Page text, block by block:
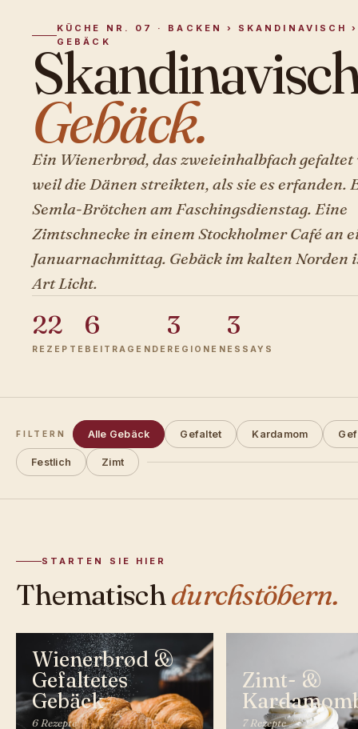
KÜCHE NR. 07 · BACKEN › SKANDINAVISCH ›
GEBÄCK
Gebäck.
Ein Wienerbrød, das zweieinhalbfach gefaltet
weil die Dänen streikten, als sie es erfanden.
Semla-Brötchen am Faschingsdienstag. Eine
Zimtschnecke in einem Stockholmer Café an
Januarnachmittag. Gebäck im kalten Norden
Art Licht.
22
REZEPTE
6
BEITRAGENDE
3
REGIONEN
3
ESSAYS
FILTERN Alle Gebäck Gefaltet Kardamom
Festlich Zimt
STARTEN SIE HIER
Thematischdurchstöbern.
Wienerbrød &
Gefaltetes
Gebäck
6 Rezepte
Zimt- &
7 Rezepte